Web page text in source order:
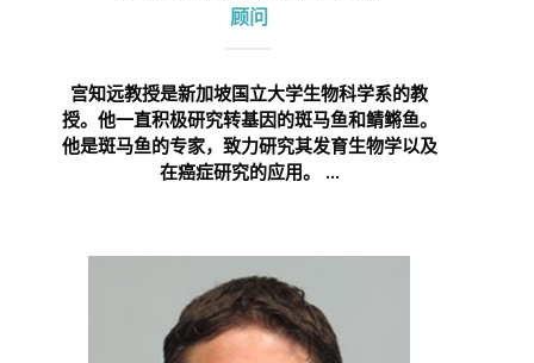
顾问
宫知远教授是新加坡国立大学生物科学系的教
授。他一直积极研究转基因的斑马鱼和鲭鳉鱼。
他是斑马鱼的专家，致力研究其发育生物学以及
在癌症研究的应用。 ...